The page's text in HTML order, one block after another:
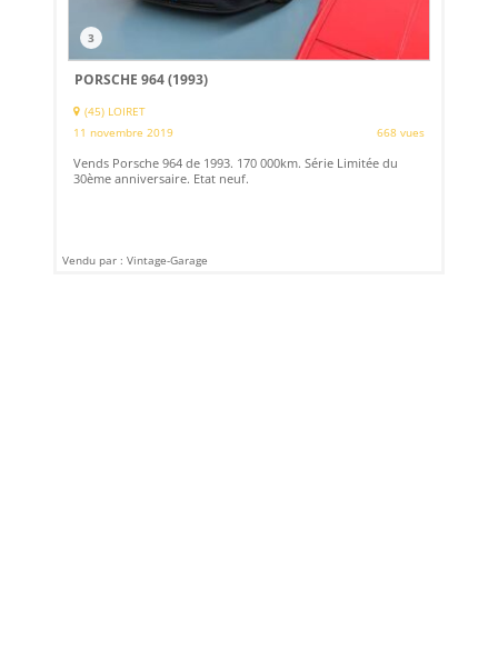
3
PORSCHE 964 (1993)
(45) LOIRET
11 novembre 2019
668 vues
Vends Porsche 964 de 1993. 170 000km. Série Limitée du
30ème anniversaire. Etat neuf.
Vendu par : Vintage-Garage